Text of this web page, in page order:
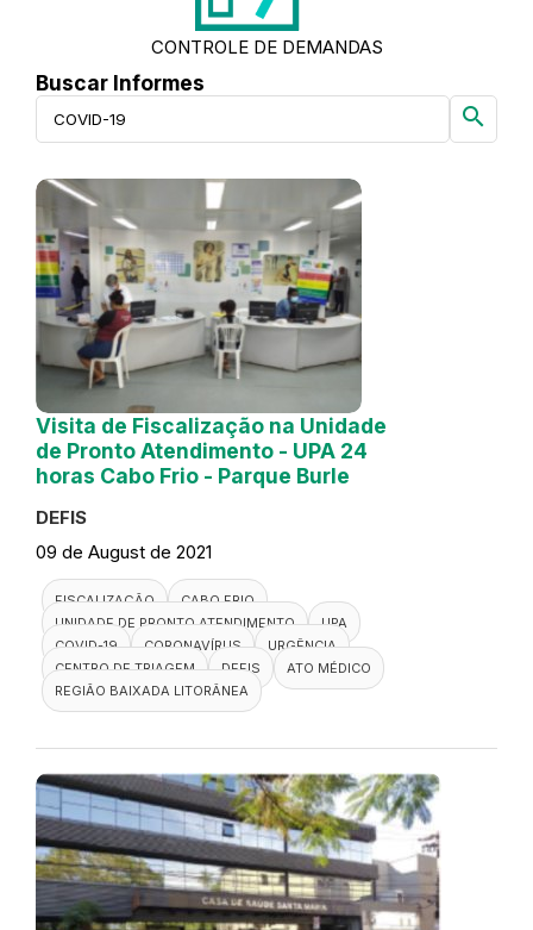
CONTROLE DE DEMANDAS
Buscar Informes
search
Visita de Fiscalização na Unidade
de Pronto Atendimento - UPA 24
horas Cabo Frio - Parque Burle
DEFIS
09 de August de 2021
FISCALIZAÇÃO
CABO FRIO
UNIDADE DE PRONTO ATENDIMENTO
UPA
COVID-19
CORONAVÍRUS
URGÊNCIA
CENTRO DE TRIAGEM
DEFIS
ATO MÉDICO
REGIÃO BAIXADA LITORÂNEA